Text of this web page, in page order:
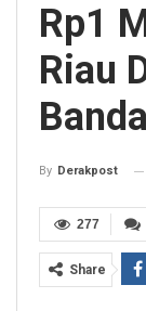
Rp1
Riau
By Derakpost
277
Share